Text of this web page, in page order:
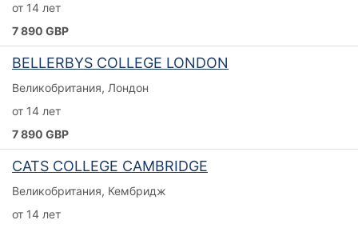
от 14 лет
7 890 GBP
BELLERBYS COLLEGE LONDON
Великобритания, Лондон
от 14 лет
7 890 GBP
CATS COLLEGE CAMBRIDGE
Великобритания, Кембридж
от 14 лет